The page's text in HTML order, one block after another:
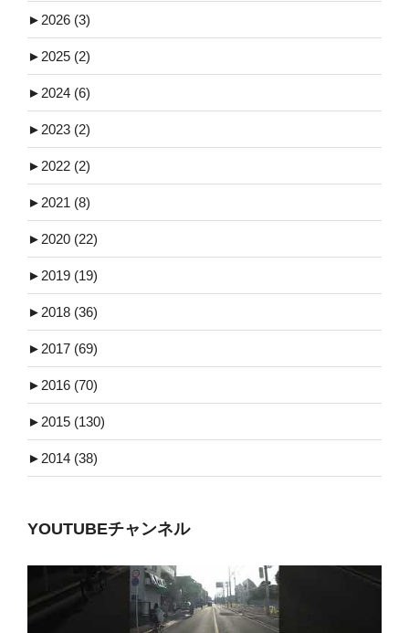
► 2026 (3)
► 2025 (2)
► 2024 (6)
► 2023 (2)
► 2022 (2)
► 2021 (8)
► 2020 (22)
► 2019 (19)
► 2018 (36)
► 2017 (69)
► 2016 (70)
► 2015 (130)
► 2014 (38)
YOUTUBEチャンネル